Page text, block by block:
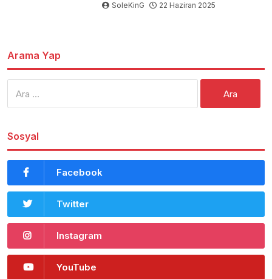
SoleKinG 22 Haziran 2025
Arama Yap
Sosyal
Facebook
Twitter
Instagram
YouTube